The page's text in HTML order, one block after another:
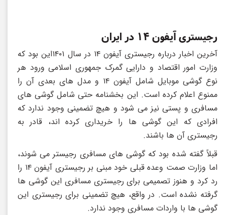
رجیستری آیفون ۱۴ در ایران
آخرین اخبار درباره رجیستری آیفون ۱۴ در سال ۱۴۰۱این بود که
وزارت امور اقتصاد و دارایی گمرک جمهوری اسلامی ورود هر
نوع گوشی موبایل شامل آیفون ۱۴ و مدل های بعدی آن را
ممنوع اعلام کرده است. این بخشنامه حتی شامل گوشی های
مسافری و پستی نیز می شود و هیچ تضمینی وجود ندارد که
افرادی که این گوشی ها را خریداری کرده اند، قادر به
رجیستری آن ها باشند.
قبلاً گفته شده بود که گوشی های مسافری رجیستر می شوند،
اما وزارت صمت وعده قبلی خود مبنی بر رجیستری آیفون ۱۴ را
رد کرد و هنوز تصمیمی برای رجیستری مسافری این گوشی ها
گرفته نشده است. در واقع، هیچ تضمینی برای رجیستری این
گوشی ها با واردات مسافری وجود ندارد.